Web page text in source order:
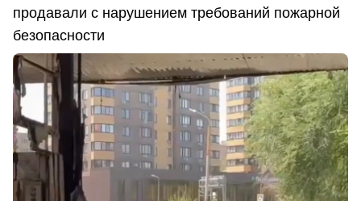
продавали с нарушением требований пожарной
безопасности